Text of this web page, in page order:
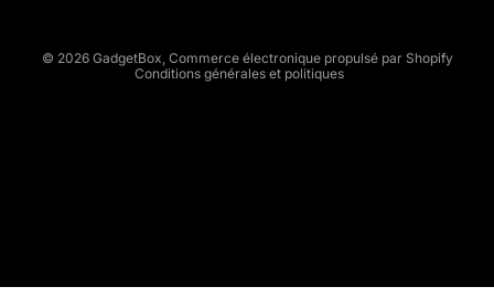
© 2026 GadgetBox Commerce électronique propulsé par Shopify
Conditions générales et politiques